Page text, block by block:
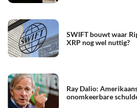
SWIFT bouwt waar
XRP nog wel nuttig?
Ray Dalio:
onomkeerbare